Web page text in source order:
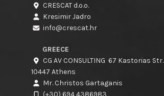
CRESCAT d.o.o.
Kresimir Jadro
info@crescat.hr
GREECE
CG AV CONSULTING 67 Kastorias Str.
10447 Athens
Mr. Christos Gartaganis
(+30) 694 4386983